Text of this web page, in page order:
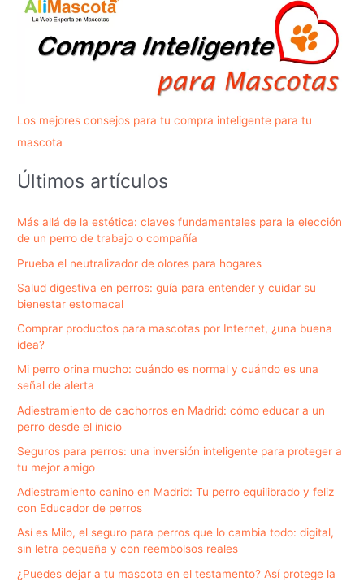
Los mejores consejos para tu compra inteligente para tu
mascota
Últimos artículos
Más allá de la estética: claves fundamentales para la elección
de un perro de trabajo o compañía
Prueba el neutralizador de olores para hogares
Salud digestiva en perros: guía para entender y cuidar su
bienestar estomacal
Comprar productos para mascotas por Internet, ¿una buena
idea?
Mi perro orina mucho: cuándo es normal y cuándo es una
señal de alerta
Adiestramiento de cachorros en Madrid: cómo educar a un
perro desde el inicio
Seguros para perros: una inversión inteligente para proteger a
tu mejor amigo
Adiestramiento canino en Madrid: Tu perro equilibrado y feliz
con Educador de perros
Así es Milo, el seguro para perros que lo cambia todo: digital,
sin letra pequeña y con reembolsos reales
¿Puedes dejar a tu mascota en el testamento? Así protege la